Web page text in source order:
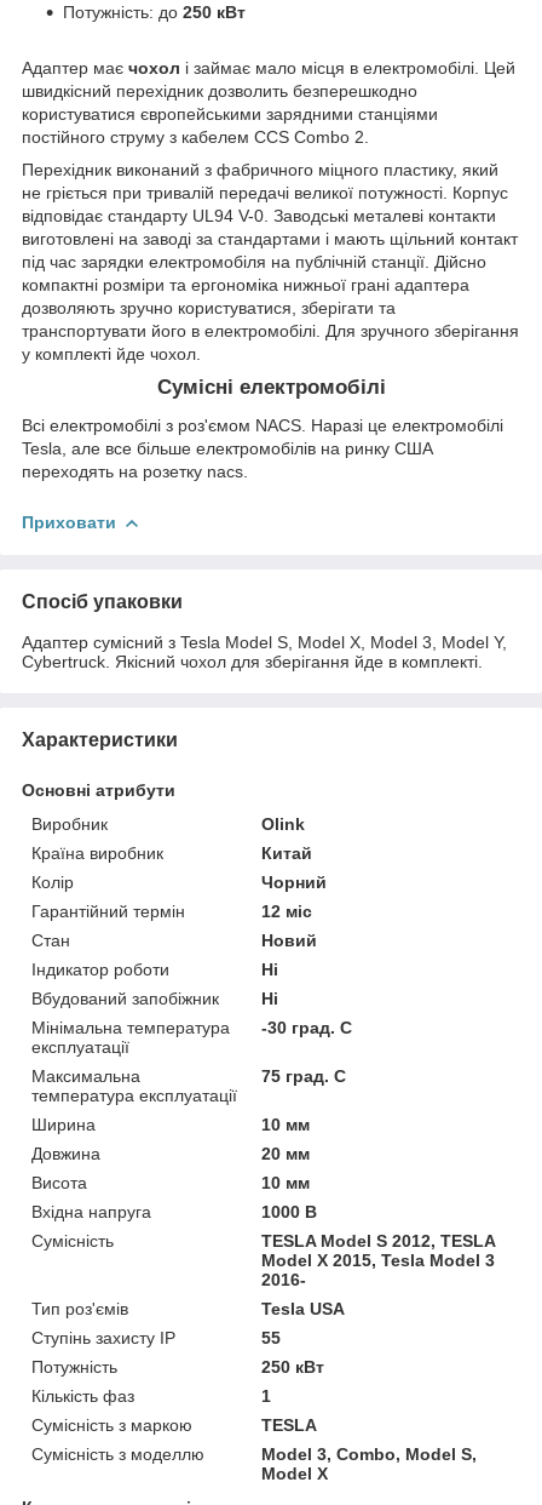
Потужність: до 250 кВт
Адаптер має чохол і займає мало місця в електромобілі. Цей
швидкісний перехідник дозволить безперешкодно
користуватися європейськими зарядними станціями
постійного струму з кабелем CCS Combo 2.
Перехідник виконаний з фабричного міцного пластику, який
не гріється при тривалій передачі великої потужності. Корпус
відповідає стандарту UL94 V-0. Заводські металеві контакти
виготовлені на заводі за стандартами і мають щільний контакт
під час зарядки електромобіля на публічній станції. Дійсно
компактні розміри та ергономіка нижньої грані адаптера
дозволяють зручно користуватися, зберігати та
транспортувати його в електромобілі. Для зручного зберігання
у комплекті йде чохол.
Сумісні електромобілі
Всі електромобілі з роз'ємом NACS. Наразі це електромобілі
Tesla, але все більше електромобілів на ринку США
переходять на розетку nacs.
Приховати
Спосіб упаковки
Адаптер сумісний з Tesla Model S, Model X, Model 3, Model Y,
Cybertruck. Якісний чохол для зберігання йде в комплекті.
Характеристики
Основні атрибути
Виробник
Olink
Країна виробник
Китай
Колір
Чорний
Гарантійний термін
12 міс
Стан
Новий
Індикатор роботи
Ні
Вбудований запобіжник
Ні
Мінімальна температура
експлуатації
-30 град. C
Максимальна
температура експлуатації
75 град. C
Ширина
10 мм
Довжина
20 мм
Висота
10 мм
Вхідна напруга
1000 В
Сумісність
TESLA Model S 2012, TESLA
Model X 2015, Tesla Model 3
2016-
Тип роз'ємів
Tesla USA
Ступінь захисту IP
55
Потужність
250 кВт
Кількість фаз
1
Сумісність з маркою
TESLA
Сумісність з моделлю
Model 3, Combo, Model S,
Model X